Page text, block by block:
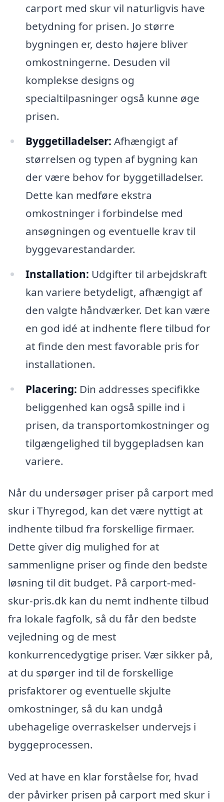
carport med skur vil naturligvis have
betydning for prisen. Jo større
bygningen er, desto højere bliver
omkostningerne. Desuden vil
komplekse designs og
specialtilpasninger også kunne øge
prisen.
Byggetilladelser: Afhængigt af
størrelsen og typen af bygning kan
der være behov for byggetilladelser.
Dette kan medføre ekstra
omkostninger i forbindelse med
ansøgningen og eventuelle krav til
byggevarestandarder.
Installation: Udgifter til arbejdskraft
kan variere betydeligt, afhængigt af
den valgte håndværker. Det kan være
en god idé at indhente flere tilbud for
at finde den mest favorable pris for
installationen.
Placering: Din addresses specifikke
beliggenhed kan også spille ind i
prisen, da transportomkostninger og
tilgængelighed til byggepladsen kan
variere.
Når du undersøger priser på carport med
skur i Thyregod, kan det være nyttigt at
indhente tilbud fra forskellige firmaer.
Dette giver dig mulighed for at
sammenligne priser og finde den bedste
løsning til dit budget. På carport-med-
skur-pris.dk kan du nemt indhente tilbud
fra lokale fagfolk, så du får den bedste
vejledning og de mest
konkurrencedygtige priser. Vær sikker på,
at du spørger ind til de forskellige
prisfaktorer og eventuelle skjulte
omkostninger, så du kan undgå
ubehagelige overraskelser undervejs i
byggeprocessen.
Ved at have en klar forståelse for, hvad
der påvirker prisen på carport med skur i